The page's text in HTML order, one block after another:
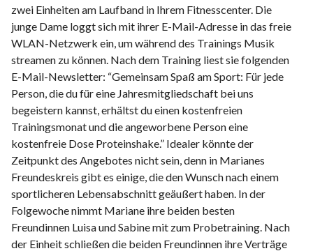
zwei Einheiten am Laufband in Ihrem Fitnesscenter. Die
junge Dame loggt sich mit ihrer E-Mail-Adresse in das freie
WLAN-Netzwerk ein, um während des Trainings Musik
streamen zu können. Nach dem Training liest sie folgenden
E-Mail-Newsletter: “Gemeinsam Spaß am Sport: Für jede
Person, die du für eine Jahresmitgliedschaft bei uns
begeistern kannst, erhältst du einen kostenfreien
Trainingsmonat und die angeworbene Person eine
kostenfreie Dose Proteinshake.” Idealer könnte der
Zeitpunkt des Angebotes nicht sein, denn in Marianes
Freundeskreis gibt es einige, die den Wunsch nach einem
sportlicheren Lebensabschnitt geäußert haben. In der
Folgewoche nimmt Mariane ihre beiden besten
Freundinnen Luisa und Sabine mit zum Probetraining. Nach
der Einheit schließen die beiden Freundinnen ihre Verträge